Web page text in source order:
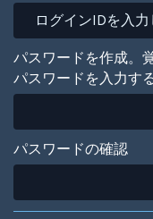
パスワードを作成。
パスワードを入力す
パスワードの確認